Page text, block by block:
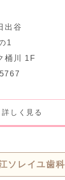
出谷
1
桶川 1F
詳しく見る
ソレイユ歯科